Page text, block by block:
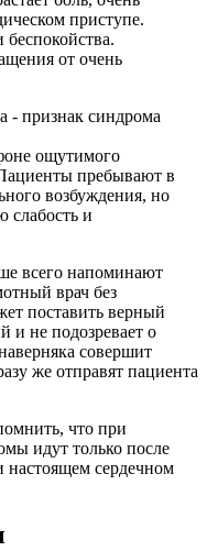
приступе.
от очень
ощутимого
пребывают в
возбуждения, но
слабость и
всего напоминают
врач без
поставить верный
и не подозревает о
совершит
же отправят пациента
что при
идут только после
настоящем сердечном